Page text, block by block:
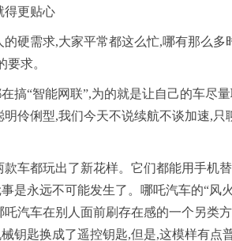
得更贴心
的硬需求,大家平常都这么忙,哪有那么
要求。
搞“智能网联”,为的就是让自己的车尽
明伶俐型,我们今天不说续航不谈加速,
款车都玩出了新花样。它们都能用手机
是永远不可能发生了。哪吒汽车的“风
汽车在别人面前刷存在感的一个另类
钥匙换成了遥控钥匙,但是,这模样有点